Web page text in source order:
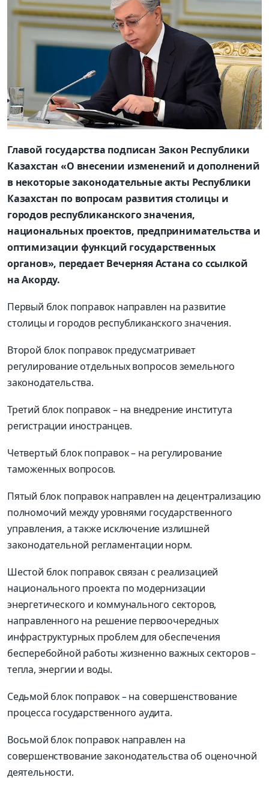
Главой государства подписан Закон Республики
Казахстан «О внесении изменений и дополнений
в некоторые законодательные акты Республики
Казахстан по вопросам развития столицы и
городов республиканского значения,
национальных проектов, предпринимательства и
оптимизации функций государственных
органов», передает Вечерняя Астана со ссылкой
на Акорду.
Первый блок поправок направлен на развитие
столицы и городов республиканского значения.
Второй блок поправок предусматривает
регулирование отдельных вопросов земельного
законодательства.
Третий блок поправок – на внедрение института
регистрации иностранцев.
Четвертый блок поправок – на регулирование
таможенных вопросов.
Пятый блок поправок направлен на децентрализацию
полномочий между уровнями государственного
управления, а также исключение излишней
законодательной регламентации норм.
Шестой блок поправок связан с реализацией
национального проекта по модернизации
энергетического и коммунального секторов,
направленного на решение первоочередных
инфраструктурных проблем для обеспечения
бесперебойной работы жизненно важных секторов –
тепла, энергии и воды.
Седьмой блок поправок – на совершенствование
процесса государственного аудита.
Восьмой блок поправок направлен на
совершенствование законодательства об оценочной
деятельности.